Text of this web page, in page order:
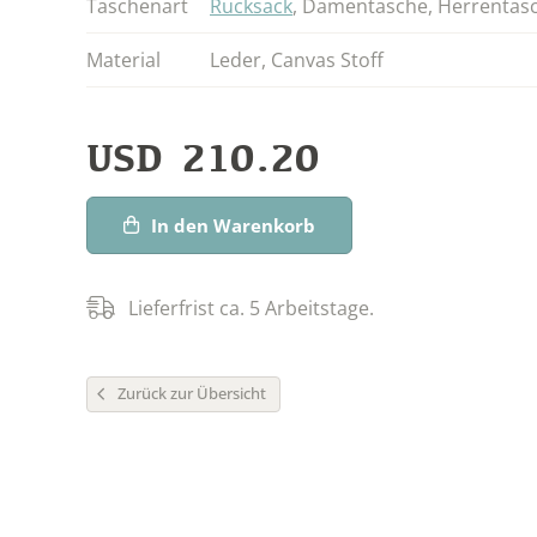
Taschenart Rucksack, Damentasche,
Material Leder, Canvas Stoff
USD 210.20
In den Warenkorb
Lieferfrist ca. 5 Arbeitstage.
Zurück zur Übersicht